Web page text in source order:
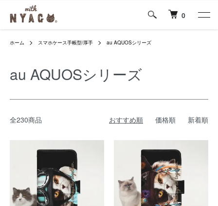
0
ホーム スマホケース手帳型/厚手 au AQUOSシリーズ
au AQUOSシリーズ
全230商品 おすすめ順 価格順 新着順